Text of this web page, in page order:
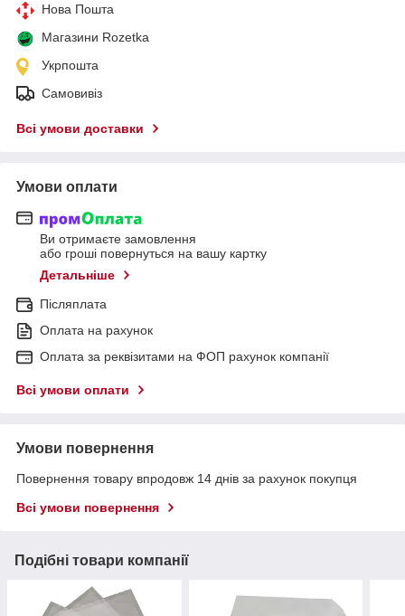
Нова Пошта
Магазини Rozetka
Укрпошта
Самовивіз
Всі умови доставки
Умови оплати
Ви отримаєте замовлення
або гроші повернуться на вашу картку
Детальніше
Післяплата
Оплата на рахунок
Оплата за реквізитами на ФОП рахунок компанії
Всі умови оплати
Умови повернення
Повернення товару впродовж 14 днів за рахунок покупця
Всі умови повернення
Подібні товари компанії